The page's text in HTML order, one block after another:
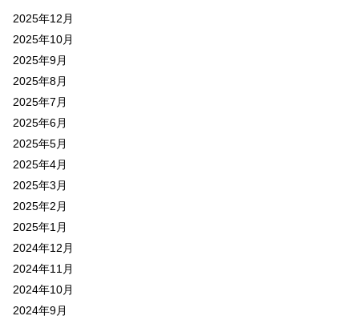
2025年12月
2025年10月
2025年9月
2025年8月
2025年7月
2025年6月
2025年5月
2025年4月
2025年3月
2025年2月
2025年1月
2024年12月
2024年11月
2024年10月
2024年9月